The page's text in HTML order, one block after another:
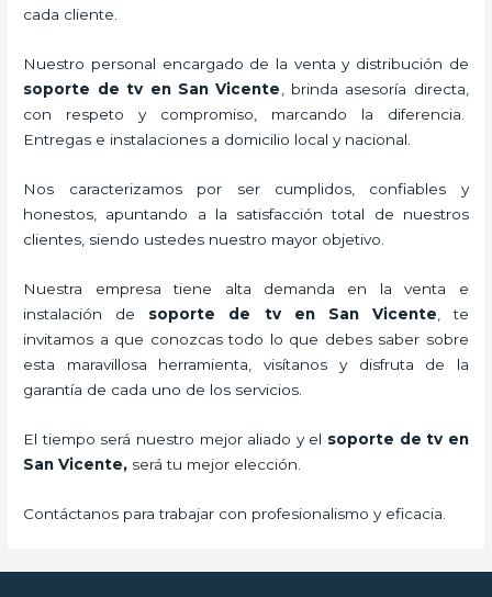
cada cliente.
Nuestro personal encargado de la venta y distribución de
soporte de tv en San Vicente, brinda asesoría directa,
con respeto y compromiso, marcando la diferencia.
Entregas e instalaciones a domicilio local y nacional.
Nos caracterizamos por ser cumplidos, confiables y
honestos, apuntando a la satisfacción total de nuestros
clientes, siendo ustedes nuestro mayor objetivo.
Nuestra empresa tiene alta demanda en la venta e
instalación de soporte de tv en San Vicente , te
invitamos a que conozcas todo lo que debes saber sobre
esta maravillosa herramienta, visítanos y disfruta de la
garantía de cada uno de los servicios.
El tiempo será nuestro mejor aliado y el soporte de tv en
San Vicente, será tu mejor elección.
Contáctanos para trabajar con profesionalismo y eficacia.